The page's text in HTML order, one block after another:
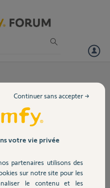
et arrivée
ne reçois jamais d'alerte lors du
son retour .
de discussion
votre vie privée
partenaires utilisons des
sur notre site pour les
le contenu et les
Continuer sans accepter →